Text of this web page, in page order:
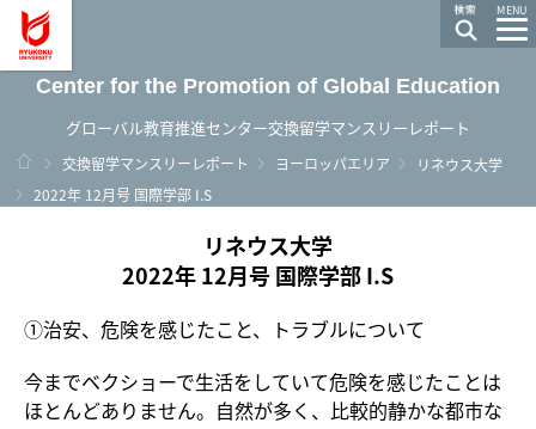
MENU
Center for the Promotion of Global Education
グローバル教育推進センター交換留学マンスリーレポート
ホーム
交換留学マンスリーレポート ヨーロッパエリア
リネウス大学
2022年 12月号 国際学部 I.S
リネウス大学
2022年 12月号 国際学部 I.S
①治安、危険を感じたこと、トラブルについて
今までベクショーで生活をしていて危険を感じたことは
ほとんどありません。自然が多く、比較的静かな都市な